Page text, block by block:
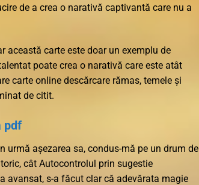
de a crea o narativă captivantă care nu a
această carte este doar un exemplu de
poate crea o narativă care este atât
carte online descărcare rămas, temele și
de citit.
pdf
urmă așezarea sa, condus-mă pe un drum de
cât Autocontrolul prin sugestie
avansat, s-a făcut clar că adevărata magie